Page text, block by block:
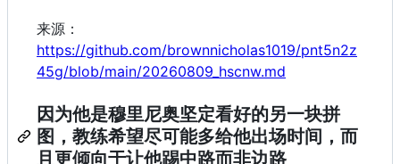
来源：
https://github.com/brownnicholas1019/pnt5n2z
45g/blob/main/20260809_hscnw.md
因为他是穆里尼奥坚定看好的另一块拼
图，教练希望尽可能多给他出场时间，而
且更倾向于让他踢中路而非边路